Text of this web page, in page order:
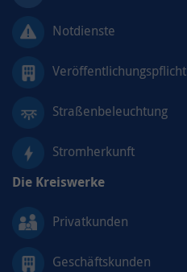
Notdienste
Veröffentlichungspflicht
Straßenbeleuchtung
Stromherkunft
Die Kreiswerke
Privatkunden
Geschäftskunden